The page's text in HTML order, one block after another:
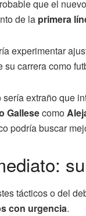
que el
de la primera
experimentar
su carrera como
sería extraño que
Gallesecomo
podría buscar
tácticos o del
con urgencia.